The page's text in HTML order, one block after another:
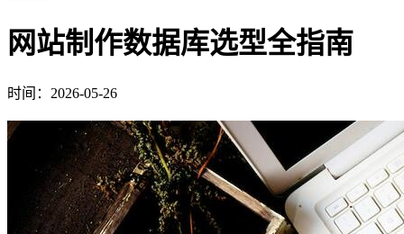
网站制作数据库选型全指南
时间：2026-05-26